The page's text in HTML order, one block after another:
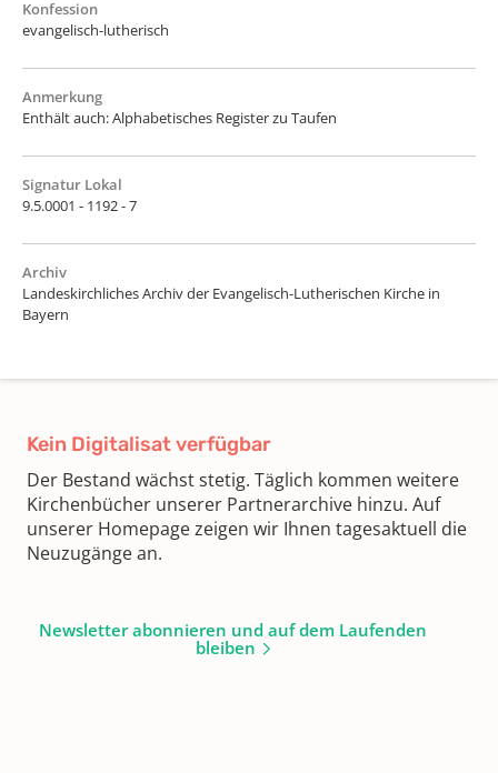
Konfession
evangelisch-lutherisch
Anmerkung
Enthält auch: Alphabetisches Register zu Taufen
Signatur Lokal
9.5.0001 - 1192 - 7
Archiv
Landeskirchliches Archiv der Evangelisch-Lutherischen Kirche in
Bayern
Kein Digitalisat verfügbar
Der Bestand wächst stetig. Täglich kommen weitere
Kirchenbücher unserer Partnerarchive hinzu. Auf
unserer Homepage zeigen wir Ihnen tagesaktuell die
Neuzugänge an.
Newsletter abonnieren und auf dem Laufenden
bleiben